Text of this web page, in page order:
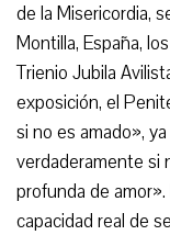
de la Misericordia,
Montilla, España,
Trienio Jubila
exposición, el
si no es amado»,
verdaderamente si
profunda de
capacidad real de